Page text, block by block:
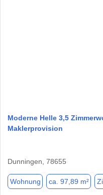
Moderne Helle 3,5
Maklerprovision
Dunningen, 78655
Wohnung ca. 97,89 m²